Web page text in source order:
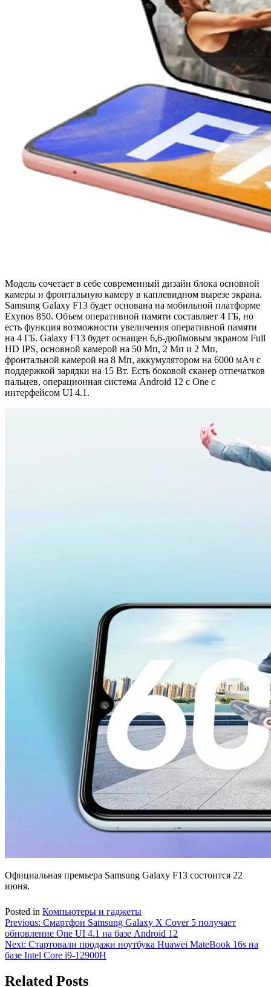
Модель сочетает в себе современный дизайн блока основной
камеры и фронтальную камеру в каплевидном вырезе экрана.
Samsung Galaxy F13 будет основана на мобильной платформе
Exynos 850. Объем оперативной памяти составляет 4 ГБ, но
есть функция возможности увеличения оперативной памяти
на 4 ГБ. Galaxy F13 будет оснащен 6,6-дюймовым экраном Full
HD IPS, основной камерой на 50 Мп, 2 Мп и 2 Мп,
фронтальной камерой на 8 Мп, аккумулятором на 6000 мАч с
поддержкой зарядки на 15 Вт. Есть боковой сканер отпечатков
пальцев, операционная система Android 12 с One с
интерфейсом UI 4.1.
Официальная премьера Samsung Galaxy F13 состоится 22
июня.
Posted in Компьютеры и гаджеты
Навигация
по
записям
Previous: Смартфон Samsung Galaxy X Cover 5 получает
обновление One UI 4.1 на базе Android 12
Next: Стартовали продажи ноутбука Huawei MateBook 16s на
базе Intel Core i9-12900H
Related Posts